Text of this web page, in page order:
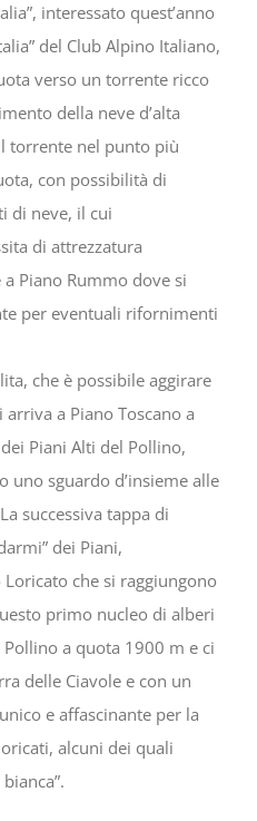
interessato quest’anno
del Club Alpino Italiano,
verso un torrente ricco
della neve d’alta
torrente nel punto più
con possibilità di
di neve, il cui
di attrezzatura
Piano Rummo dove si
per eventuali rifornimenti
che è possibile aggirare
a Piano Toscano a
Piani Alti del Pollino,
uno sguardo d’insieme alle
successiva tappa di
dei Piani,
che si raggiungono
primo nucleo di alberi
a quota 1900 m e ci
delle Ciavole e con un
e affascinante per la
alcuni dei quali